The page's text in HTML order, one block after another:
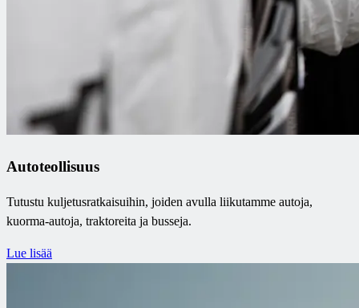
Autoteollisuus
Tutustu kuljetusratkaisuihin, joiden avulla liikutamme autoja,
kuorma-autoja, traktoreita ja busseja.
Lue lisää